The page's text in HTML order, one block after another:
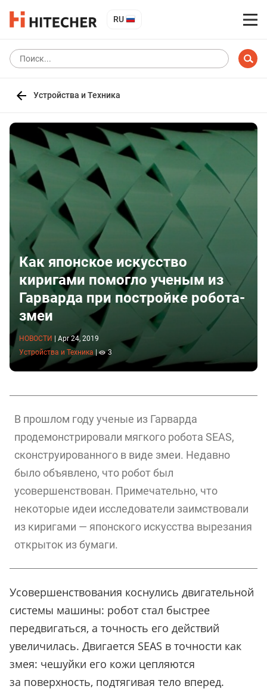
RU
Устройства и Техника
Как японское искусство
киригами помогло ученым из
Гарварда при постройке робота-
змеи
НОВОСТИ
Apr 24, 2019
Устройства и Техника
3
В прошлом году ученые из Гарварда
продемонстрировали мягкого робота SEAS,
сконструированного в виде змеи. Недавно
было объявлено, что робот был
усовершенствован. Примечательно, что
некоторые идеи исследователи заимствовали
из киригами — японского искусства вырезания
открыток из бумаги.
Усовершенствования коснулись двигательной
системы машины: робот стал быстрее
передвигаться, а точность его действий
увеличилась. Двигается SEAS в точности как
змея: чешуйки его кожи цепляются
за поверхность, подтягивая тело вперед.